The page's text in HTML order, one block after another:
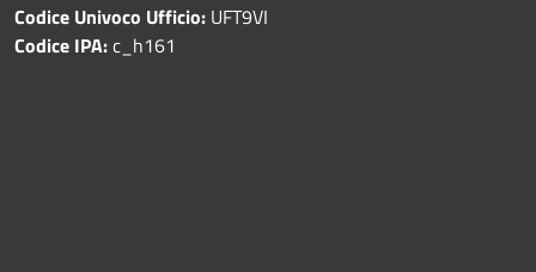
Codice Univoco Ufficio: UFT9VI
Codice IPA:c_h161